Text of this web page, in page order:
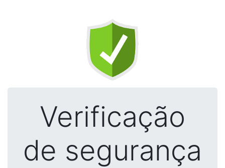
Verificação
de segurança